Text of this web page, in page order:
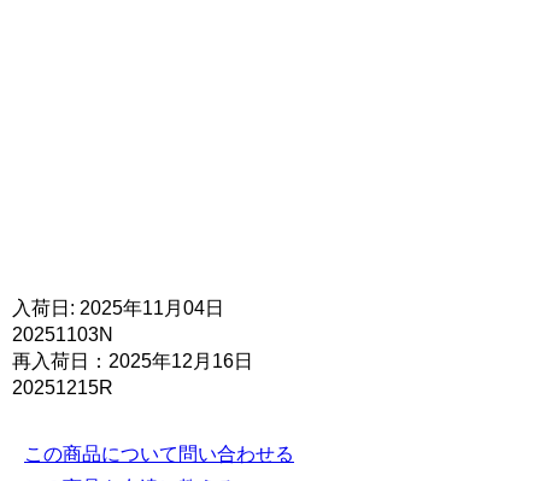
入荷日: 2025年11月04日
20251103N
再入荷日：2025年12月16日
20251215R
この商品について問い合わせる